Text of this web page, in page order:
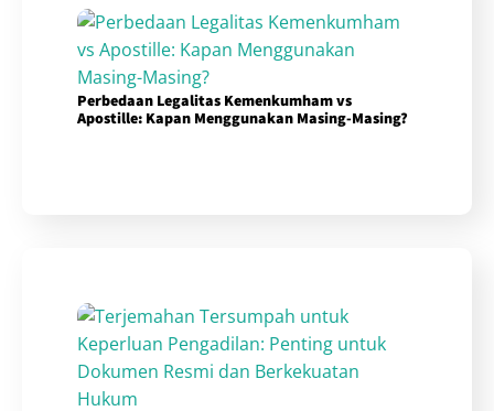
Perbedaan Legalitas Kemenkumham vs
Apostille: Kapan Menggunakan Masing-Masing?